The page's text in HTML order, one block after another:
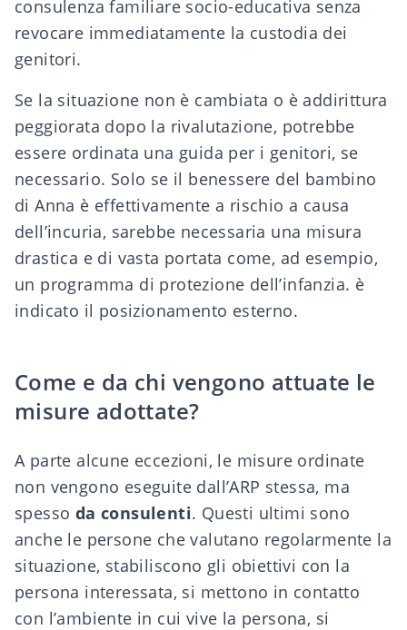
consulenza familiare socio-educativa senza
revocare immediatamente la custodia dei
genitori.
Se la situazione non è cambiata o è addirittura
peggiorata dopo la rivalutazione, potrebbe
essere ordinata una guida per i genitori, se
necessario. Solo se il benessere del bambino
di Anna è effettivamente a rischio a causa
dell’incuria, sarebbe necessaria una misura
drastica e di vasta portata come, ad esempio,
un programma di protezione dell’infanzia. è
indicato il posizionamento esterno.
Come e da chi vengono attuate le
misure adottate?
A parte alcune eccezioni, le misure ordinate
non vengono eseguite dall’ARP stessa, ma
spesso da consulenti. Questi ultimi sono
anche le persone che valutano regolarmente la
situazione, stabiliscono gli obiettivi con la
persona interessata, si mettono in contatto
con l’ambiente in cui vive la persona, si